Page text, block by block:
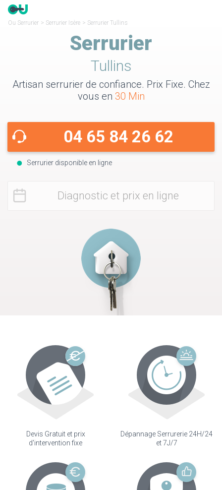
Ou Serrurier > Serrurier Isère > Serrurier Tullins
Serrurier
Tullins
Artisan serrurier de confiance. Prix Fixe. Chez
vous en 30 Min
04 65 84 26 62
Serrurier disponible en ligne
Diagnostic et prix en ligne
Devis Gratuit et prix
d'intervention fixe
Dépannage Serrurerie 24H/24
et 7J/7